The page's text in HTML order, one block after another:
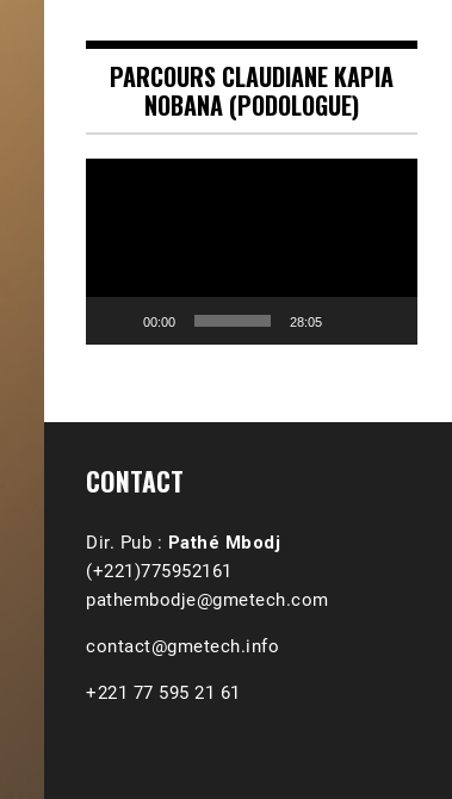
PARCOURS CLAUDIANE KAPIA
NOBANA (PODOLOGUE)
00:00 28:05
CONTACT
Dir. Pub : Pathé Mbodj
(+221)775952161
pathembodje@gmetech.com
contact@gmetech.info
+221 77 595 21 61